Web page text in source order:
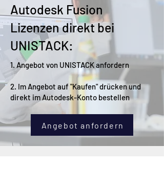
Autodesk Fusion
Lizenzen direkt bei
UNISTACK:
1. Angebot von UNISTACK anfordern​
2. Im Angebot auf "Kaufen" drücken und
direkt im Autodesk-Konto bestellen
Angebot anfordern